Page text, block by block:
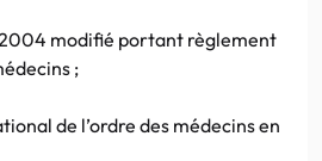
2004 modifié portant règlement
;
de l’ordre des médecins en